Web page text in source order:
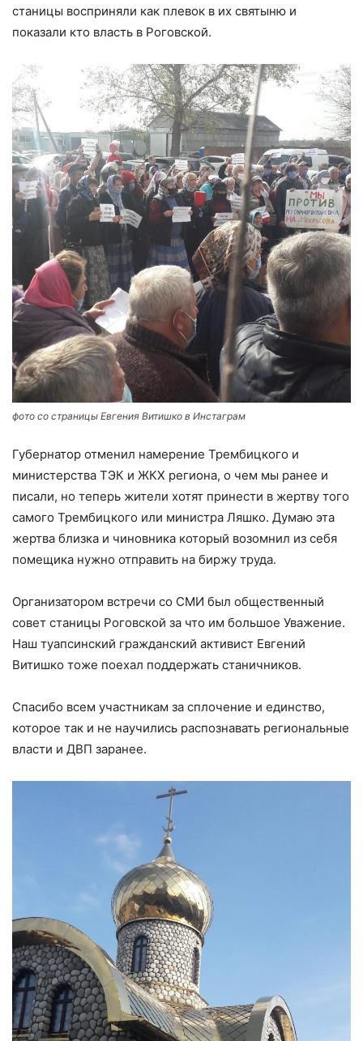
станицы восприняли как плевок в их святыню и
показали кто власть в Роговской.
фото со страницы Евгения Витишко в Инстаграм
Губернатор отменил намерение Трембицкого и
министерства ТЭК и ЖКХ региона, о чем мы ранее и
писали, но теперь жители хотят принести в жертву того
самого Трембицкого или министра Ляшко. Думаю эта
жертва близка и чиновника который возомнил из себя
помещика нужно отправить на биржу труда.
Организатором встречи со СМИ был общественный
совет станицы Роговской за что им большое Уважение.
Наш туапсинский гражданский активист Евгений
Витишко тоже поехал поддержать станичников.
Спасибо всем участникам за сплочение и единство,
которое так и не научились распознавать региональные
власти и ДВП заранее.